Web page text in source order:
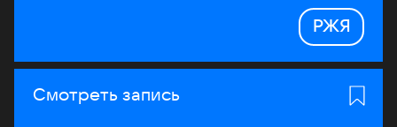
РЖЯ
Смотреть запись